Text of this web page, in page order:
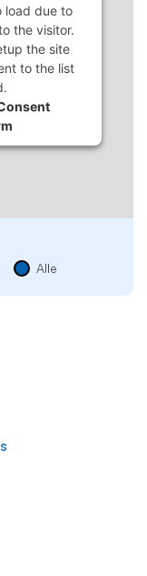
load due to
the visitor.
the site
to the list
Alle